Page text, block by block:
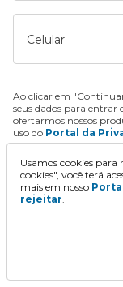
Celular
Ao clicar em
seus dados para
ofertarmos nossos
uso do Portal da
Usamos cookies
cookies", você terá
mais em nosso
rejeitar.